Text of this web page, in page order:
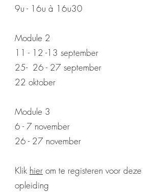
9u - 16u à 16u30
Module 2
11 - 12 -13 september
25- 26 - 27 september
22 oktober
Module 3
6 - 7 november
26 - 27 november
Klik hier om te registeren voor deze
opleiding